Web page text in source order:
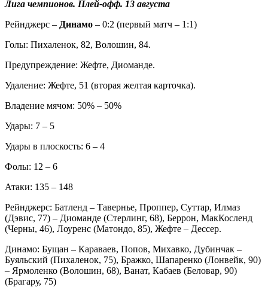
Лига чемпионов. Плей-офф. 13 августа
Рейнджерс – Динамо – 0:2 (первый матч – 1:1)
Голы: Пихаленок, 82, Волошин, 84.
Предупреждение: Жефте, Диоманде.
Удаление: Жефте, 51 (вторая желтая карточка).
Владение мячом: 50% – 50%
Удары: 7 – 5
Удары в плоскость: 6 – 4
Фолы: 12 – 6
Атаки: 135 – 148
Рейнджерс: Батленд – Тавернье, Проппер, Суттар, Илмаз
(Дэвис, 77) – Диоманде (Стерлинг, 68), Беррон, МакКосленд
(Черны, 46), Лоуренс (Матондо, 85), Жефте – Дессер.
Динамо: Бущан – Караваев, Попов, Михавко, Дубинчак –
Буяльский (Пихаленок, 75), Бражко, Шапаренко (Лонвейк, 90)
– Ярмоленко (Волошин, 68), Ванат, Кабаев (Беловар, 90)
(Брагару, 75)